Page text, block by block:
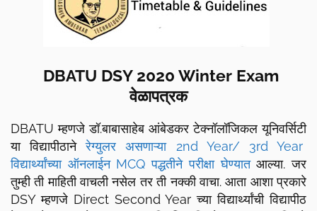
DBATU DSY 2020 Winter Exam
वेळापत्रक
DBATU म्हणजे डॉ.बाबासाहेब आंबेडकर टेक्नॉलॉजिकल यूनिवर्सिटी
या विद्यापीठानेरेग्युलर असणाऱ्या 2nd Year/ 3rd Year
विद्यार्थ्यांच्या ऑनलाईन MCQ पद्धतीने परीक्षा घेण्यातआल्या. जर
तुम्ही ती माहिती वाचली नसेल तर ती नक्की वाचा. आता आशा प्रकारे
DSY म्हणजे Direct Second Year च्या विद्यार्थ्यांची विद्यापीठ